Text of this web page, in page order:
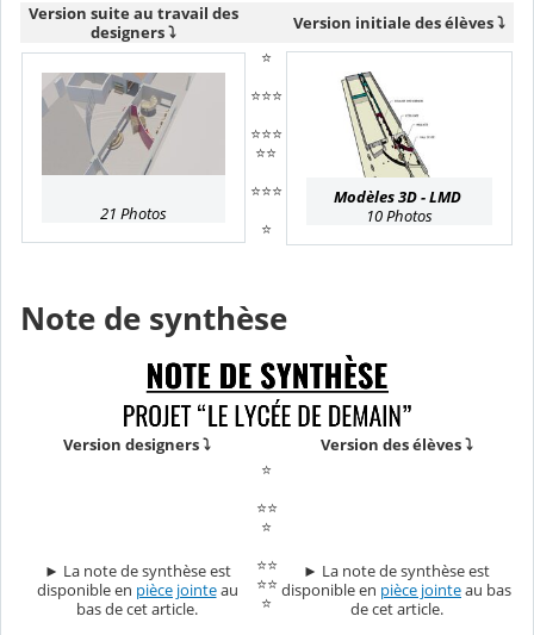
Version suite au travail des
designers ⤵️
Version initiale des élèves ⤵️
21 Photos
⭐
⭐⭐⭐
⭐⭐⭐
⭐⭐
⭐⭐⭐
⭐
Modèles 3D - LMD
10 Photos
Note de synthèse
Version designers ⤵️ Version des élèves ⤵️
► La note de synthèse est
disponible en pièce jointeau
bas de cet article.
⭐
⭐⭐
⭐
⭐⭐
⭐⭐
⭐
► La note de synthèse est
disponible en pièce jointeau bas
de cet article.